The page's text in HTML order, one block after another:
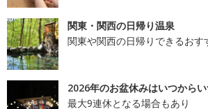
関東・関西の日帰り温泉
関東や関西の日帰りできるおす
2026年のお盆休みはいつからい
最大9連休となる場合もあり